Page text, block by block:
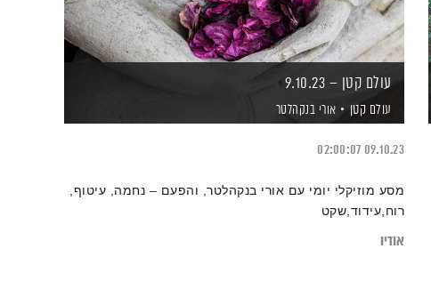
עולם קטן – 9.10.23
עולם קטן אורי בנקהלטר
09.10.23
02:00:07
מסע מוזיקלי יומי עם אורי בנקהלטר, והפעם – נחמה, עיטוף,
רוח,עידוד,שקט
אודיו